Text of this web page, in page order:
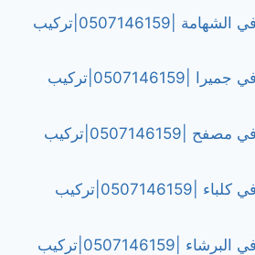
شركة تنسيق حدائق في الشهامة |0507146159|تركيب
شركة تنسيق حدائق في جميرا |0507146159|تركيب
شركة تنسيق حدائق في مصفح |0507146159|تركيب
شركة تنسيق حدائق في كلباء |0507146159|تركيب
شركة تنسيق حدائق في البرشاء |0507146159|تركيب